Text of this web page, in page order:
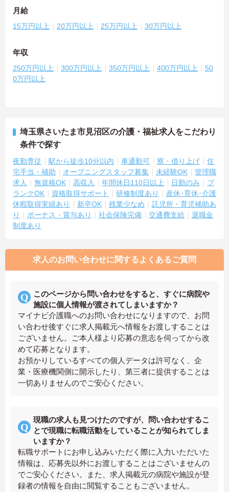
月給
15万円以上 20万円以上 25万円以上 30万円以上
年収
250万円以上 300万円以上 350万円以上 400万円以上
50
0万円以上
埼玉県さいたま市見沼区の介護・福祉求人をこだわり
条件で探す
夜勤専従 駅から徒歩10分以内 車通勤可 寮・借り上げ
住
宅手当・補助
オープニングスタッフ募集 未経験OK
管理職
求人
無資格OK 高収入 年間休日110日以上 日勤のみ
ブ
ランクOK
資格取得サポート 研修制度あり
産休･育休･介護
休暇取得実績あり
新卒OK 残業少なめ
託児所・育児補助あ
り
ボーナス・賞与あり 社会保険完備 交通費支給
退職金
制度あり
求人のお問い合わせに関するよくあるご質問
このページから問い合わせをすると、すぐに病院や
施設に個人情報が渡されてしまいますか？
マイナビ介護職へのお問い合わせになりますので、お問
い合わせ後すぐに求人掲載元へ情報をお渡しすることは
ございません。ご本人様より応募の意志を伺ってから改
めて応募となります。
お預かりしているすべての個人データは許可なく、企
業・医療機関側に開示したり、第三者に提供することは
一切ありませんのでご安心ください。
現職の求人も見つけたのですが、問い合わせするこ
とで現職に転職活動をしていることが知られてしま
いますか？
転職サポートにお申し込みいただく際に入力いただいた
情報は、応募先以外にお渡しすることはございませんの
でご安心ください。また、求人掲載元の病院や施設が登
録者の情報を自由に閲覧することもございません。